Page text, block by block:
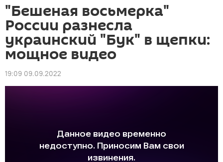
"Бешеная восьмерка"
России разнесла
украинский "Бук" в щепки:
мощное видео
19:09 09.09.2022